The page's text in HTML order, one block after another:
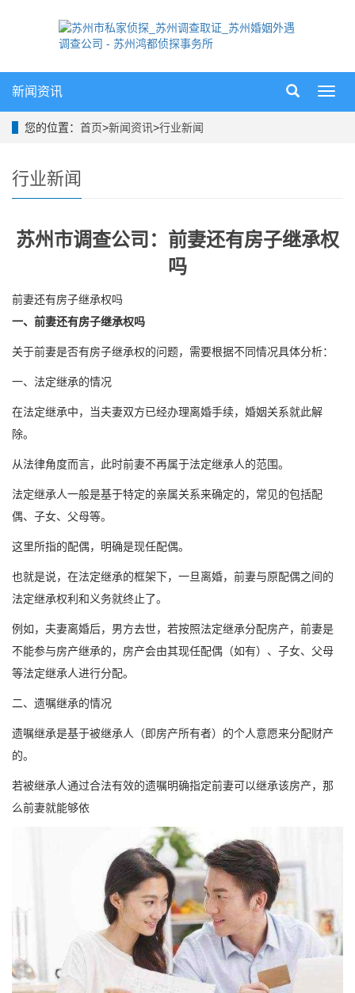
导
新闻资讯
您的位置： 首页>新闻资讯>行业新闻
行业新闻
苏州市调查公司：前妻还有房子继承权
吗
前妻还有房子继承权吗
一、前妻还有房子继承权吗
关于前妻是否有房子继承权的问题，需要根据不同情况具体分析：
一、法定继承的情况
在法定继承中，当夫妻双方已经办理离婚手续，婚姻关系就此解
除。
从法律角度而言，此时前妻不再属于法定继承人的范围。
法定继承人一般是基于特定的亲属关系来确定的，常见的包括配
偶、子女、父母等。
这里所指的配偶，明确是现任配偶。
也就是说，在法定继承的框架下，一旦离婚，前妻与原配偶之间的
法定继承权利和义务就终止了。
例如，夫妻离婚后，男方去世，若按照法定继承分配房产，前妻是
不能参与房产继承的，房产会由其现任配偶（如有）、子女、父母
等法定继承人进行分配。
二、遗嘱继承的情况
遗嘱继承是基于被继承人（即房产所有者）的个人意愿来分配财产
的。
若被继承人通过合法有效的遗嘱明确指定前妻可以继承该房产，那
么前妻就能够依